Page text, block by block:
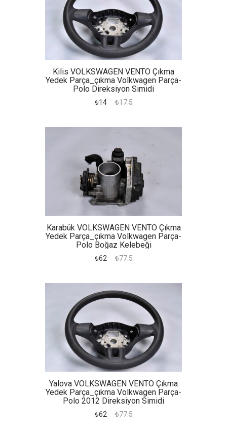
Kilis VOLKSWAGEN VENTO Çıkma
Yedek Parça_çıkma Volkwagen Parça-
Polo Direksiyon Simidi
₺14 ₺17.5
Karabük VOLKSWAGEN VENTO Çıkma
Yedek Parça_çıkma Volkwagen Parça-
Polo Boğaz Kelebeği
₺62 ₺77.5
Yalova VOLKSWAGEN VENTO Çıkma
Yedek Parça_çıkma Volkwagen Parça-
Polo 2012 Direksiyon Simidi
₺62 ₺77.5